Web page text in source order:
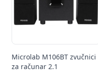
Microlab M106BT zvučnici
za računar 2.1